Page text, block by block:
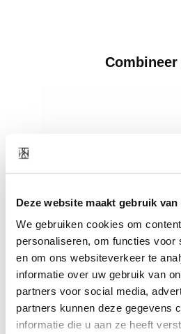
Deze website maakt gebruik van
We gebruiken cookies om
personaliseren, om functies voor
en om ons websiteverkeer te
informatie over uw gebruik van
partners voor social media,
partners kunnen deze gegevens
informatie die u aan ze heeft
Combineer